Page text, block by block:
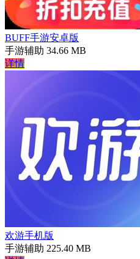
BUFF手游安卓版
手游辅助 34.66 MB
详情
欢游手机版
手游辅助 225.40 MB